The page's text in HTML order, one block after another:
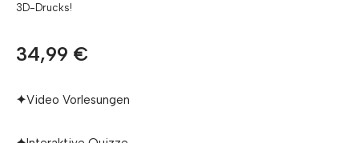
3D-Drucks!
34,99 €
✦Video Vorlesungen